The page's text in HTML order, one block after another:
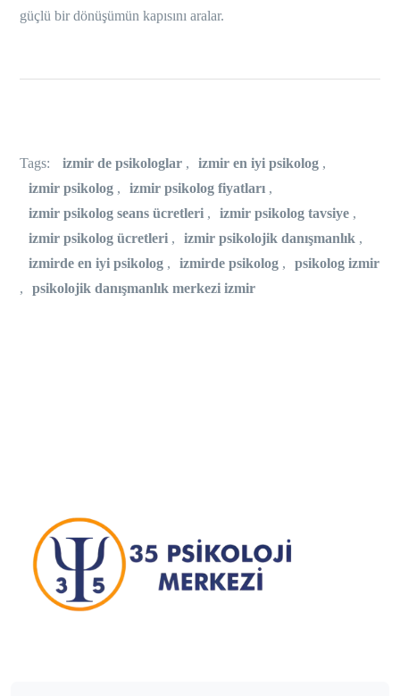
güçlü bir dönüşümün kapısını aralar.
Tags: izmir de psikologlar , izmir en iyi psikolog ,
izmir psikolog , izmir psikolog fiyatları ,
izmir psikolog seans ücretleri , izmir psikolog tavsiye ,
izmir psikolog ücretleri , izmir psikolojik danışmanlık ,
izmirde en iyi psikolog , izmirde psikolog ,
psikolog izmir
,
psikolojik danışmanlık merkezi izmir